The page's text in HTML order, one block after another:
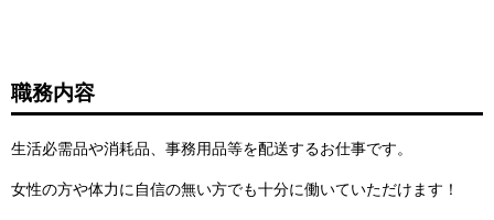
職務内容
生活必需品や消耗品、事務用品等を配送するお仕事です。
女性の方や体力に自信の無い方でも十分に働いていただけます！